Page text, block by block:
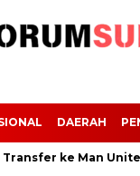
DAERAH
ke Man United